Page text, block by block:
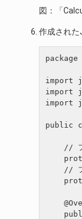
図：「
作成された
import
import
import
public
//
//